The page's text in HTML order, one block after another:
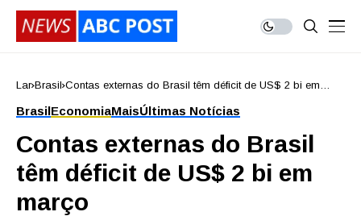
Lar Brasil Contas externas do Brasil têm déficit de US$ 2 bi em
BrasilEconomiaMaisÚltimas Notícias
Contas externas do Brasil
têm déficit de US$ 2 bi em
março